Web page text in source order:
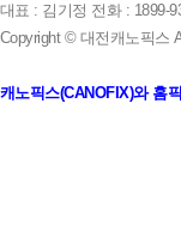
대표 : 김기정 전화 : 1899-
Copyright © 대전캐노픽스
캐노픽스(CANOFIX)와 홈